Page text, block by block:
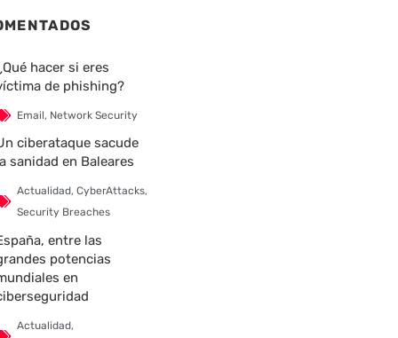
hacer si eres
de phishing?
Email, Network Security
ciberataque sacude
sanidad en Baleares
Actualidad, CyberAttacks,
Security Breaches
entre las
potencias
en
Actualidad,